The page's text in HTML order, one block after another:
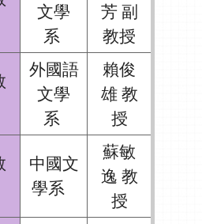
文學
系
芳 副
教授
外國語
文學
系
賴俊
雄 教
授
中國文
學系
蘇敏
逸 教
授